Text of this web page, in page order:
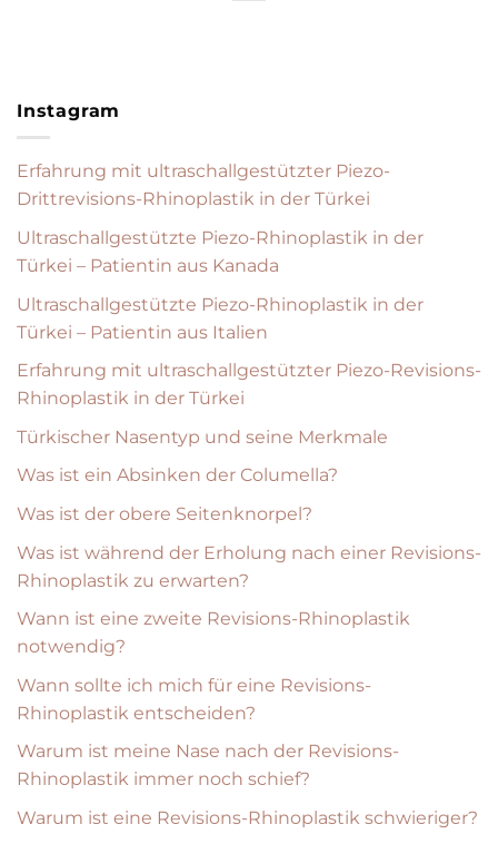
Instagram
Erfahrung mit ultraschallgestützter Piezo-
Drittrevisions-Rhinoplastik in der Türkei
Ultraschallgestützte Piezo-Rhinoplastik in der
Türkei – Patientin aus Kanada
Ultraschallgestützte Piezo-Rhinoplastik in der
Türkei – Patientin aus Italien
Erfahrung mit ultraschallgestützter Piezo-Revisions-
Rhinoplastik in der Türkei
Türkischer Nasentyp und seine Merkmale
Was ist ein Absinken der Columella?
Was ist der obere Seitenknorpel?
Was ist während der Erholung nach einer Revisions-
Rhinoplastik zu erwarten?
Wann ist eine zweite Revisions-Rhinoplastik
notwendig?
Wann sollte ich mich für eine Revisions-
Rhinoplastik entscheiden?
Warum ist meine Nase nach der Revisions-
Rhinoplastik immer noch schief?
Warum ist eine Revisions-Rhinoplastik schwieriger?